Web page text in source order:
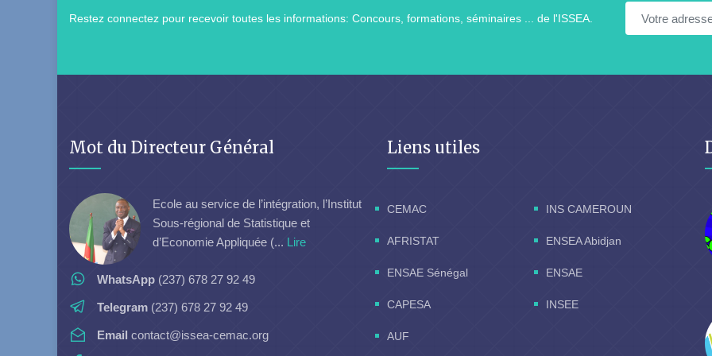
Restez connectez pour recevoir toutes les informations: Concours, formations, séminaires ... de l'ISSEA.
Mot du Directeur Général
Ecole au service de l’intégration, l’Institut
Sous-régional de Statistique et
d’Economie Appliquée (... Lire
WhatsApp (237) 678 27 92 49
Telegram (237) 678 27 92 49
Email contact@issea-cemac.org
Liens utiles
CEMAC INS CAMEROUN
AFRISTAT ENSEA Abidjan
ENSAE Sénégal ENSAE
CAPESA INSEE
AUF